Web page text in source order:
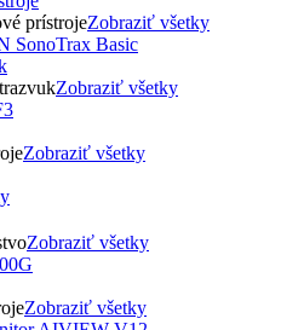
prístrojeZobraziť všetky
Zobraziť všetky
Zobraziť všetky
Zobraziť všetky
Zobraziť všetky